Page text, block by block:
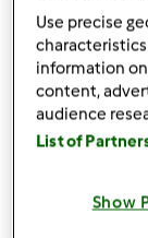
Accedi
mamma 74
Use precise
information
content,
audience
List of
Show